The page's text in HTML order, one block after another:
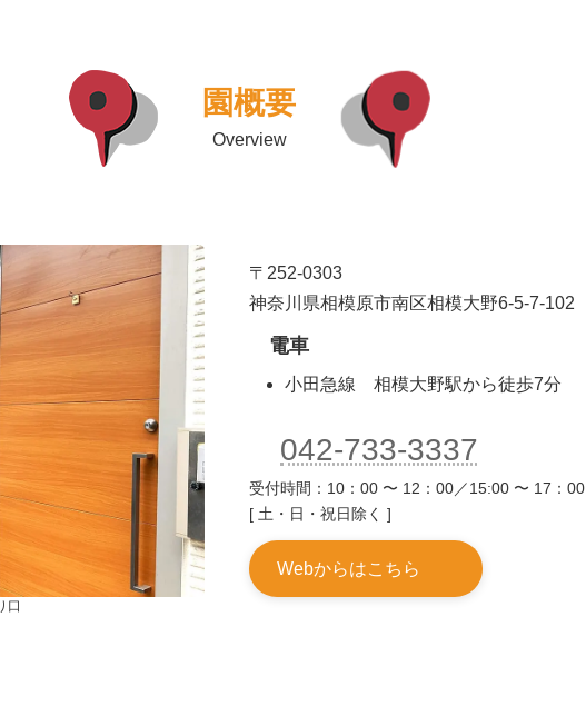
園概要
Overview
口
〒252-0303
神奈川県相模原市南区相模大野6-5-7-102
電車
小田急線 相模大野駅から徒歩7分
042-733-3337
受付時間：10：00 〜 12：00／15:00 〜 17：00
[ 土・日・祝日除く ]
Webからはこちら